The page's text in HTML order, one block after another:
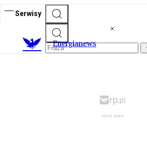
Serwisy
Energianews